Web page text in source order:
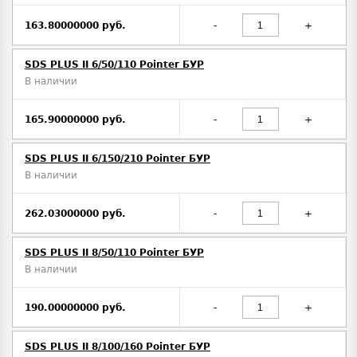
163.80000000 руб. - +
SDS PLUS II 6/50/110 Pointer БУР
В наличии
165.90000000 руб. - +
SDS PLUS II 6/150/210 Pointer БУР
В наличии
262.03000000 руб. - +
SDS PLUS II 8/50/110 Pointer БУР
В наличии
190.00000000 руб. - +
SDS PLUS II 8/100/160 Pointer БУР